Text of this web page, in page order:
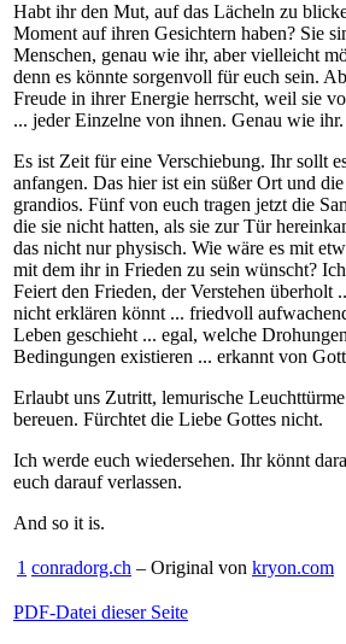
Habt ihr den Mut, auf das Lächeln zu
Moment auf ihren Gesichtern haben? Sie
Menschen, genau wie ihr, aber vielleicht
denn es könnte sorgenvoll für euch sein.
Freude in ihrer Energie herrscht, weil sie
... jeder Einzelne von ihnen. Genau wie ihr.
Es ist Zeit für eine Verschiebung. Ihr sollt
anfangen. Das hier ist ein süßer Ort und
grandios. Fünf von euch tragen jetzt die
die sie nicht hatten, als sie zur Tür
das nicht nur physisch. Wie wäre es mit
mit dem ihr in Frieden zu sein wünscht?
Feiert den Frieden, der Verstehen überholt
nicht erklären könnt ... friedvoll
Leben geschieht ... egal, welche
Bedingungen existieren ... erkannt von
Erlaubt uns Zutritt, lemurische
bereuen. Fürchtet die Liebe Gottes nicht.
Ich werde euch wiedersehen. Ihr könnt
euch darauf verlassen.
And so it is.
1 conradorg.ch – Original von kryon.com
PDF-Datei dieser Seite